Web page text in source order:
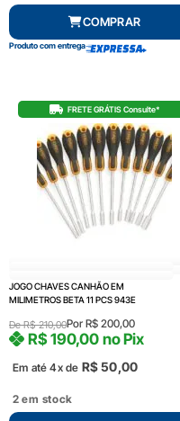
COMPRAR
Produto com entrega
FRETE GRÁTIS Consulte*
JOGO CHAVES CANHÃO EM
MILIMETROS BETA 11 PCS 943E
DeR$210,00Por R$ 200,00
Em até 4x de R$50,00
R$190,00 no Pix
2 em stock